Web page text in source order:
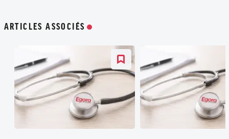
ARTICLES ASSOCIÉS